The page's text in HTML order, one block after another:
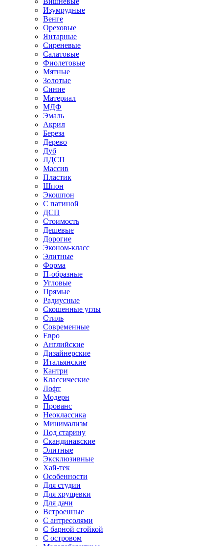
Изумрудные
Венге
Ореховые
Янтарные
Сиреневые
Салатовые
Фиолетовые
Мятные
Золотые
Синие
Материал
МДФ
Эмаль
Акрил
Береза
Дерево
Дуб
ЛДСП
Массив
Пластик
Шпон
Экошпон
С патиной
ДСП
Стоимость
Дешевые
Дорогие
Эконом-класс
Элитные
Форма
П-образные
Угловые
Прямые
Радиусные
Скошенные углы
Стиль
Современные
Евро
Английские
Дизайнерские
Итальянские
Кантри
Классические
Лофт
Модерн
Прованс
Неоклассика
Минимализм
Под старину
Скандинавские
Элитные
Эксклюзивные
Хай-тек
Особенности
Для студии
Для хрущевки
Для дачи
Встроенные
С антресолями
С барной стойкой
С островом